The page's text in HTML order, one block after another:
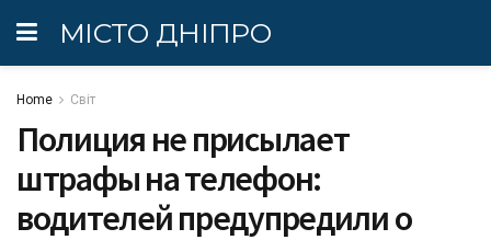
МІСТО ДНІПРО
Home Світ
Полиция не присылает
штрафы на телефон:
водителей предупредили о